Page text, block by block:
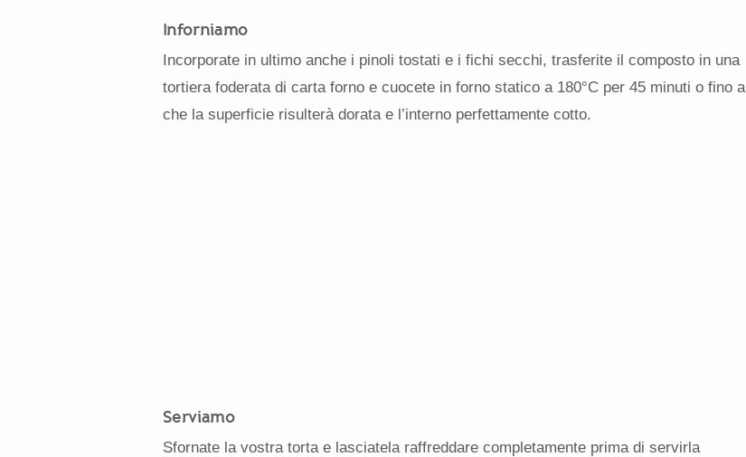
Inforniamo
Incorporate in ultimo anche i pinoli tostati e i fichi secchi, trasferite il composto in una
tortiera foderata di carta forno e cuocete in forno statico a 180°C per 45 minuti o fino a
che la superficie risulterà dorata e l’interno perfettamente cotto.
Serviamo
Sfornate la vostra torta e lasciatela raffreddare completamente prima di servirla